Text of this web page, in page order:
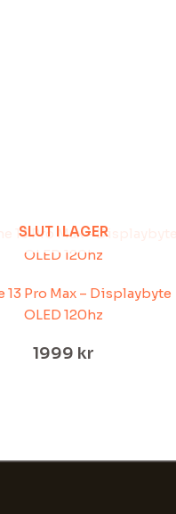
SLUT I LAGER
13 Pro Max – Displaybyte
OLED 120hz
1999 kr